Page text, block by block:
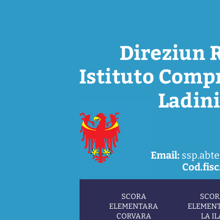
Email:
SCORA
ELEMENTARA
CORVARA
LA